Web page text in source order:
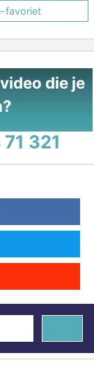
favoriet
die je
321